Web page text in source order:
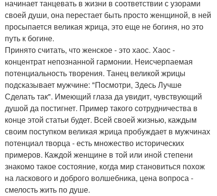
начинает танцевать в жизни в соответствии с узорами
своей души, она перестает быть просто женщиной, в ней
просыпается великая жрица, это еще не богиня, но это
путь к богине.
Принято считать, что женское - это хаос. Хаос -
концентрат непознанной гармонии. Неисчерпаемая
потенциальность творения. Танец великой жрицы
подсказывает мужчине: "Посмотри, Здесь Лучше
Сделать так". Имеющий глаза да увидит, чувствующий
душой да постигнет. Пример такого сотрудничества в
конце этой статьи будет. Всей своей жизнью, каждым
своим поступком великая жрица пробуждает в мужчинах
потенциал творца - есть множество исторических
примеров. Каждой женщине в той или иной степени
знакомо такое состояние, когда мир становиться похож
на ласкового и доброго волшебника, цена вопроса -
смелость жить по душе.